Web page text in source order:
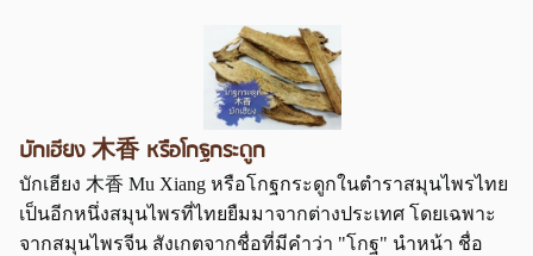
บักเฮียง 木香 หรือโกฐกระดูก
บักเฮียง 木香 Mu Xiang หรือโกฐกระดูกในตำราสมุนไพรไทย
เป็นอีกหนึ่งสมุนไพรที่ไทยยืมมาจากต่างประเทศ โดยเฉพาะ
จากสมุนไพรจีน สังเกตจากชื่อที่มีคำว่า "โกฐ" นำหน้า ชื่อ